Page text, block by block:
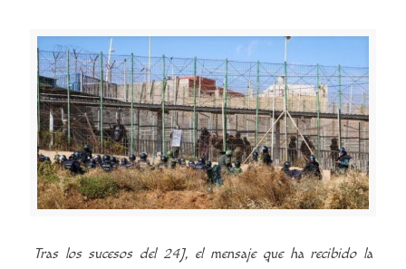
Tras los sucesos del 24J, el mensaje que ha recibido la